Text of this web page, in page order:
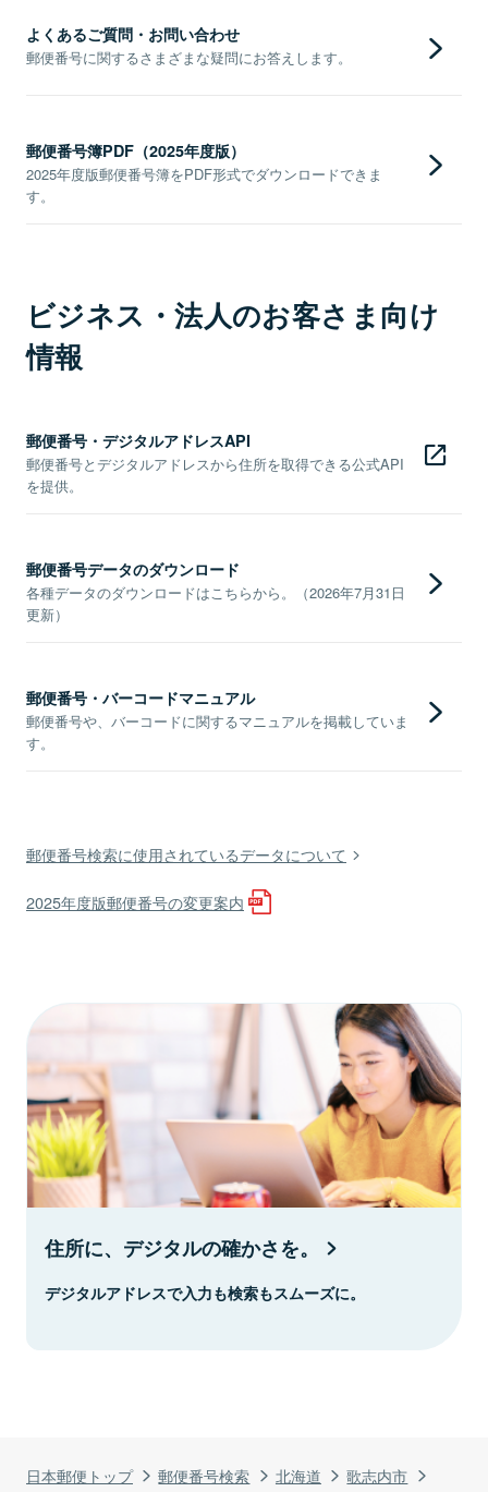
日本郵便トップ 郵便番号検索 北海道
歌志内市
よくあるご質問・お問い合わせ
郵便番号に関するさまざまな疑問にお答えします。
郵便番号簿PDF（2025年度版）
2025年度版郵便番号簿をPDF形式でダウンロードできま
す。
ビジネス・法人のお客さま向け
情報
郵便番号・デジタルアドレスAPI
郵便番号とデジタルアドレスから住所を取得できる公式API
を提供。
郵便番号データのダウンロード
各種データのダウンロードはこちらから。（2026年7月31日
更新）
郵便番号・バーコードマニュアル
郵便番号や、バーコードに関するマニュアルを掲載していま
す。
郵便番号検索に使用されているデータについて
2025年度版郵便番号の変更案内
住所に、デジタルの確かさを。
デジタルアドレスで入力も検索もスムーズに。